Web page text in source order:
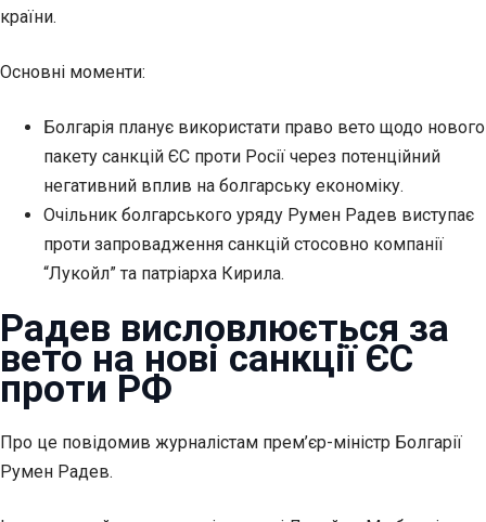
країни.
Основні моменти:
Болгарія планує використати право вето щодо нового
пакету санкцій ЄС проти Росії через потенційний
негативний вплив на болгарську економіку.
Очільник болгарського уряду Румен Радев виступає
проти запровадження санкцій стосовно компанії
“Лукойл” та патріарха Кирила.
Радев висловлюється за
вето на нові санкції ЄС
проти РФ
Про це повідомив журналістам прем’єр-міністр Болгарії
Румен Радев.